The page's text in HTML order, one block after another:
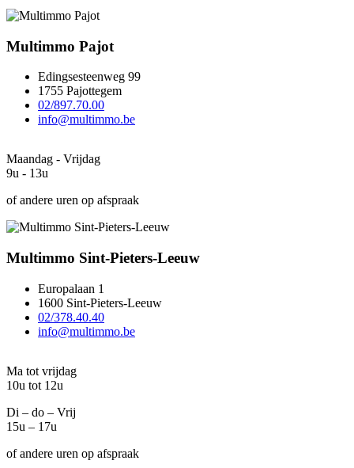
Multimmo Pajot
Edingsesteenweg 99
1755 Pajottegem
02/897.70.00
info@multimmo.be
Maandag - Vrijdag
9u - 13u
of andere uren op afspraak
Multimmo Sint-Pieters-Leeuw
Europalaan 1
1600 Sint-Pieters-Leeuw
02/378.40.40
info@multimmo.be
Ma tot vrijdag
10u tot 12u
Di – do – Vrij
15u – 17u
of andere uren op afspraak